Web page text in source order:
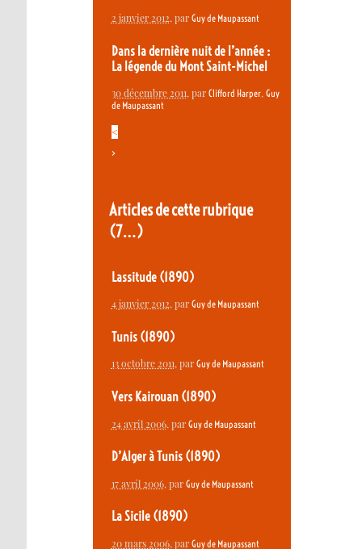
2 janvier 2012, par Guy de Maupassant
Dans la dernière nuit de l’année :
La légende du Mont Saint-Michel
30 décembre 2011, par Clifford Harper, Guy
de Maupassant
<
>
Articles de cette rubrique
(7…)
Lassitude (1890)
4 janvier 2012, par Guy de Maupassant
Tunis (1890)
13 octobre 2011, par Guy de Maupassant
Vers Kairouan (1890)
24 avril 2006, par Guy de Maupassant
D’Alger à Tunis (1890)
17 avril 2006, par Guy de Maupassant
La Sicile (1890)
20 mars 2006, par Guy de Maupassant